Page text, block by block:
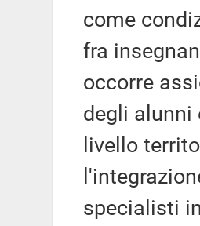
come
fra
occorre
degli alunni
livello
specialisti